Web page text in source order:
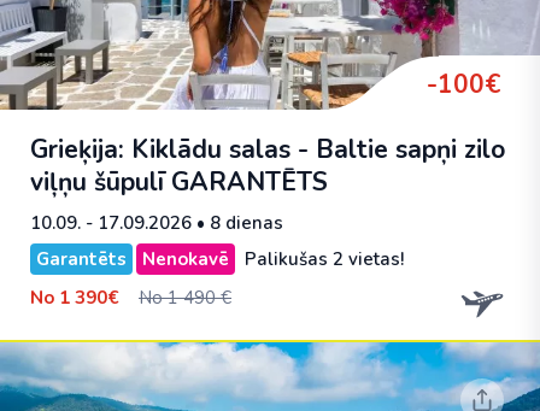
-100€
Grieķija: Kiklādu salas - Baltie sapņi zilo
viļņu šūpulīGARANTĒTS
10.09. - 17.09.2026 • 8 dienas
Garantēts
Nenokavē
Palikušas 2 vietas!
No 1 390€ No 1 490 €